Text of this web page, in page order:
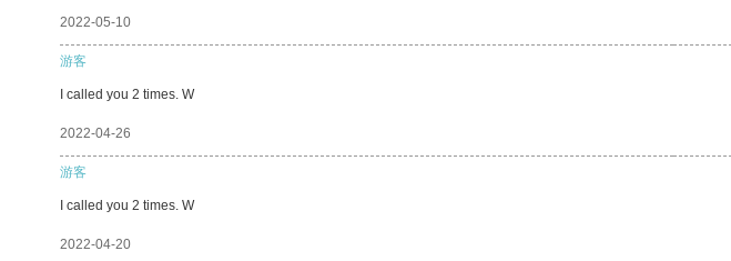
2022-05-10
游客
I called you 2 times. W
2022-04-26
游客
I called you 2 times. W
2022-04-20